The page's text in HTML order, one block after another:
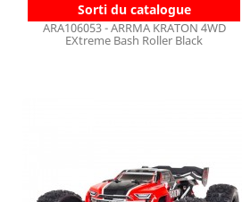
Sorti du catalogue
ARA106053 - ARRMA KRATON 4WD
EXtreme Bash Roller Black